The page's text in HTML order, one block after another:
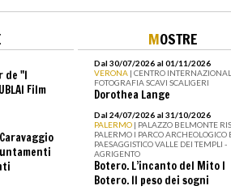
de "I
Film
MOSTRE
Dal 30/07/2026 al 01/11/2026
VERONA | CENTRO
FOTOGRAFIA SCAVI SCALIGERI
Dorothea Lange
Dal 24/07/2026 al 31/10/2026
PALERMO | PALAZZO BELMONTE
PALERMO I PARCO ARCHEOLOGICO
PAESAGGISTICO VALLE DEI TEMPLI -
AGRIGENTO
Botero. L’incanto del Mito I
Botero. Il peso dei sogni